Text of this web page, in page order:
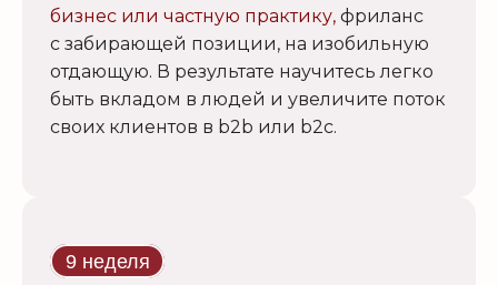
бизнес или частную практику, фриланс
с забирающей позиции, на изобильную
отдающую. В результате научитесь легко
быть вкладом в людей и увеличите поток
своих клиентов в b2b или b2с.
9 неделя